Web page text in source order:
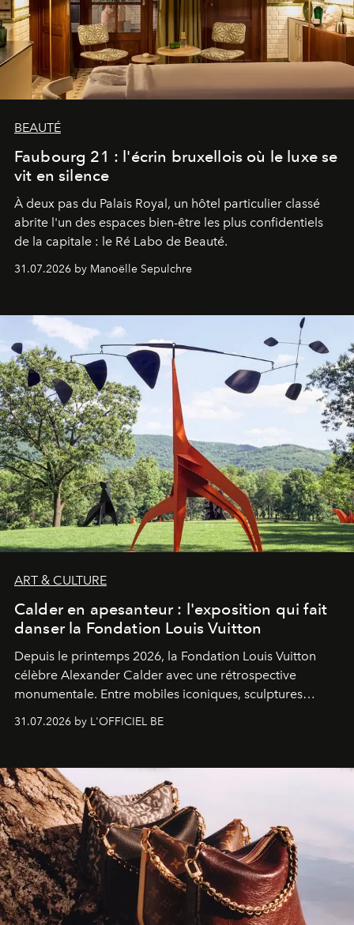
BEAUTÉ
Faubourg 21 : l'écrin bruxellois où le luxe se
vit en silence
À deux pas du Palais Royal, un hôtel particulier classé
abrite l'un des espaces bien-être les plus confidentiels
de la capitale : le Ré Labo de Beauté.
31.07.2026 by Manoëlle Sepulchre
ART & CULTURE
Calder en apesanteur : l'exposition qui fait
danser la Fondation Louis Vuitton
Depuis le printemps 2026, la Fondation Louis Vuitton
célèbre Alexander Calder avec une rétrospective
monumentale. Entre mobiles iconiques, sculptures
monumentales et poésie du mouvement, l'artiste
américain investit les espaces imaginés par Frank Gehry
sculpture.
31.07.2026 by L'OFFICIEL BE